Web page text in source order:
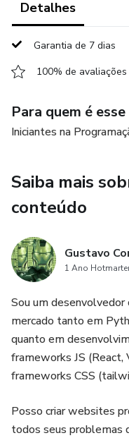
Detalhes
Garantia de 7 dias
100% de
Para quem é
Iniciantes na
Saiba mais
conteúdo
Gustavo
1 Ano
Sou um desenvolvedor
mercado tanto em
quanto em
frameworks JS (React,
frameworks CSS
Posso criar websites
todos seus problemas